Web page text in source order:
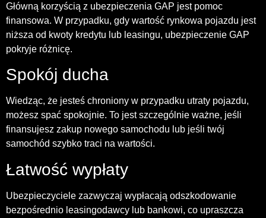
Główną korzyścią z ubezpieczenia GAP jest pomoc
finansowa. W przypadku, gdy wartość rynkowa pojazdu jest
niższa od kwoty kredytu lub leasingu, ubezpieczenie GAP
pokryje różnicę.
Spokój ducha
Wiedząc, że jesteś chroniony w przypadku utraty pojazdu,
możesz spać spokojnie. To jest szczególnie ważne, jeśli
finansujesz zakup nowego samochodu lub jeśli twój
samochód szybko traci na wartości.
Łatwość wypłaty
Ubezpieczyciele zazwyczaj wypłacają odszkodowanie
bezpośrednio leasingodawcy lub bankowi, co upraszcza